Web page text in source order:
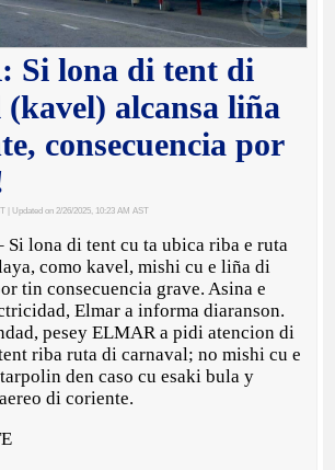
Si lona di tent di
alcansa liña
consecuencia por
| Updated on 2/26/2025, 10:23 AM AST
Si lona di tent cu ta ubica riba e ruta
como kavel, mishi cu e liña di
tin consecuencia grave. Asina e
Elmar a informa diaranson.
pesey ELMAR a pidi atencion di
riba ruta di carnaval; no mishi cu e
den caso cu esaki bula y
di coriente.